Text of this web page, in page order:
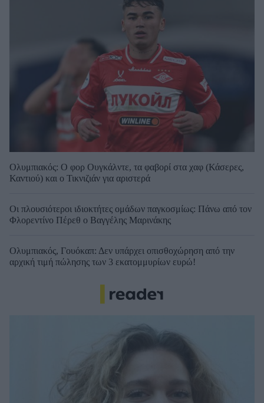
Ολυμπιακός: Ο φορ Ουγκάλντε, τα φαβορί στα χαφ (Κάσερες,
Καντιού) και ο Τικνιζιάν για αριστερά
Οι πλουσιότεροι ιδιοκτήτες ομάδων παγκοσμίως: Πάνω από τον
Φλορεντίνο Πέρεθ ο Βαγγέλης Μαρινάκης
Ολυμπιακός, Γουόκαπ: Δεν υπάρχει οπισθοχώρηση από την
αρχική τιμή πώλησης των 3 εκατομμυρίων ευρώ!